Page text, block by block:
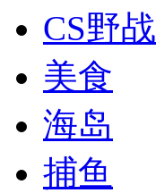
CS野战
美食
海岛
捕鱼